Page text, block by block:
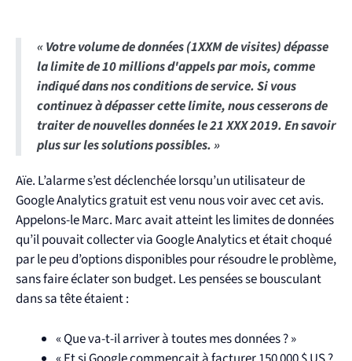
« Votre volume de données (1XXM de visites) dépasse
la limite de 10 millions d'appels par mois, comme
indiqué dans nos conditions de service. Si vous
continuez à dépasser cette limite, nous cesserons de
traiter de nouvelles données le 21 XXX 2019. En savoir
plus sur les solutions possibles. »
Aïe. L’alarme s’est déclenchée lorsqu’un utilisateur de
Google Analytics gratuit est venu nous voir avec cet avis.
Appelons-le Marc. Marc avait atteint les limites de données
qu’il pouvait collecter via Google Analytics et était choqué
par le peu d’options disponibles pour résoudre le problème,
sans faire éclater son budget. Les pensées se bousculant
dans sa tête étaient :
« Que va-t-il arriver à toutes mes données ? »